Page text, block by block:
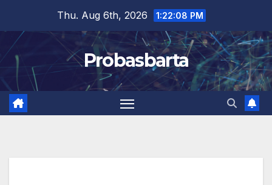
content
Thu. Aug 6th, 2026 1:22:09 PM
Probasbarta